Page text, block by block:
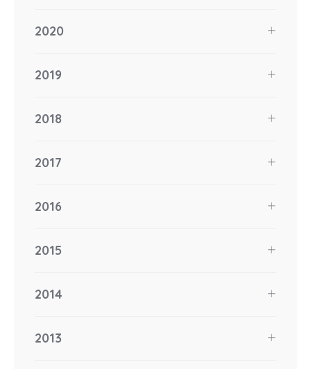
2020
2019
2018
2017
2016
2015
2014
2013